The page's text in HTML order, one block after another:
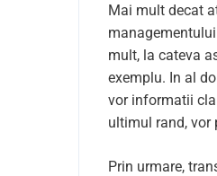
Mai mult decat
mult, la cateva
exemplu. In al
vor informatii
ultimul rand, vor
Prin urmare,